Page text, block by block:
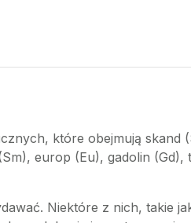
które obejmują skand
europ (Eu), gadolin (Gd),
Niektóre z nich, takie